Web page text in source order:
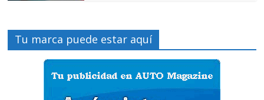
Tu marca puede estar aquí